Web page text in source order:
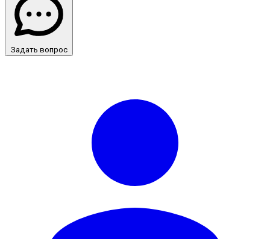
Задать вопрос